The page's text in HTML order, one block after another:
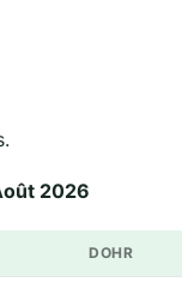
2026
DOHR